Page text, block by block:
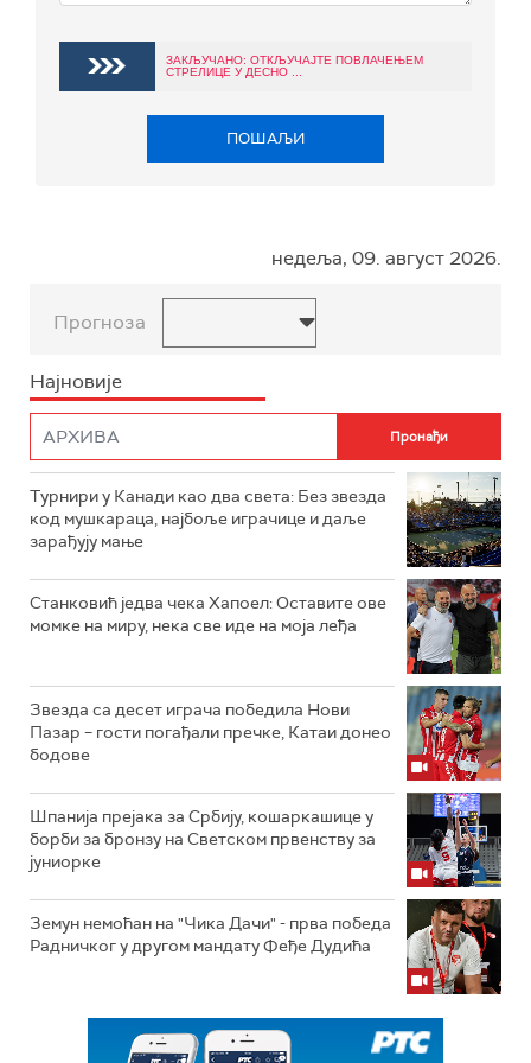
ЗАКЉУЧАНО: ОТКЉУЧАЈТЕ ПОВЛАЧЕЊЕМ
СТРЕЛИЦЕ У ДЕСНО ...
ПОШАЉИ
недеља, 09. август 2026.
Прогноза
Најновије
Турнири у Канади као два света: Без звезда
код мушкараца, најбоље играчице и даље
зарађују мање
Станковић једва чека Хапоел: Оставите ове
момке на миру, нека све иде на моја леђа
Звезда са десет играча победила Нови
Пазар – гости погађали пречке, Катаи донео
бодове
Шпанија прејакa за Србију, кошаркашице у
борби за бронзу на Светском првенству за
јуниорке
Земун немоћан на "Чика Дачи" - прва победа
Радничког у другом мандату Феђе Дудића